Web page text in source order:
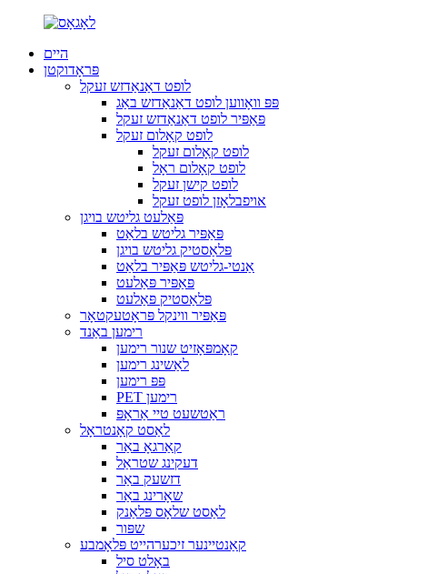
היים
פּראָדוקטן
לופט דאַנאַדזש זעקל
פּפּ וואָווען לופט דאַנאַדזש באַג
פּאַפּיר לופט דאַנאַדזש זעקל
לופט קאָלום זעקל
לופט קאָלום זעקל
לופט קאָלום ראָל
לופט קישן זעקל
אויפבלאָזן לופט זעקל
פּאַלעט גליטש בויגן
פּאַפּיר גליטש בלאַט
פּלאַסטיק גליטש בויגן
אַנטי-גליטש פּאַפּיר בלאַט
פּאַפּיר פּאַלעט
פּלאַסטיק פּאַלעט
פּאַפּיר ווינקל פּראָטעקטאָר
רימען באַנד
קאָמפּאָזיט שנור רימען
לאַשינג רימען
פּפּ רימען
PET רימען
ראַטשעט טיי אַראָפּ
לאַסט קאָנטראָל
קאַרגאָ באַר
דעקינג שטראַל
דזשעק באַר
שאָרינג באַר
לאַסט שלאָס פּלאַנק
שפּור
קאַנטיינער זיכערהייט פּלאָמבע
באָלט סיל